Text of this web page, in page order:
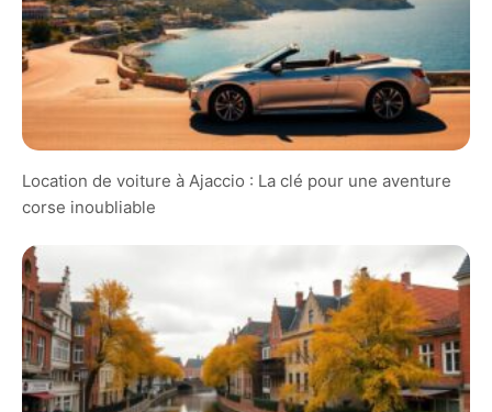
Location de voiture à Ajaccio : La clé pour une aventure
corse inoubliable